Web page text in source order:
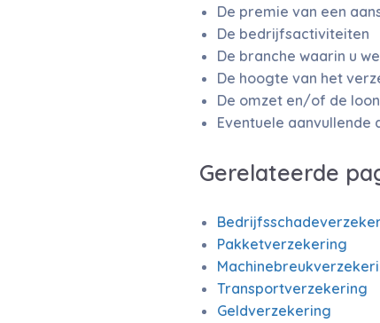
De premie van een
De bedrijfsactiviteiten
De branche waarin u
De hoogte van het
De omzet en/of de
Eventuele aanvullende
Gerelateerde
Pakketverzekering
Transportverzekering
Geldverzekering